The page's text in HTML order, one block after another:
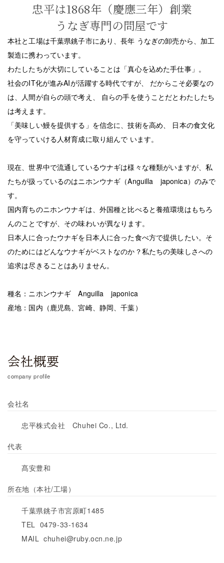
忠平は1868年（慶應三年）創業
うなぎ専門の問屋です
本社と工場は千葉県銚子市にあり、長年 うなぎの卸売から、加工
製造に携わっています。
わたしたちが大切にしていることは「真心を込めた手仕事」。
社会のIT化が進みAIが活躍する時代ですが、 だからこそ必要なの
は、人間が自らの頭で考え、 自らの手を使うことだとわたしたち
は考えます。
「美味しい鰻を提供する」を信念に、技術を高め、 日本の食文化
を守っていける人材育成に取り組んで います。
現在、世界中で流通しているウナギは様々な種類がいますが、私
たちが扱っているのはニホンウナギ（Anguilla japonica）のみで
す。
国内育ちのニホンウナギは、 外国種と比べると養殖環境はもちろ
んのことですが、その味わいが異なります。
日本人に合ったウナギを日本人に合った食べ方で提供したい。そ
のためにはどんなウナギがベストなのか？私たちの美味しさへの
追求は尽きることはありません。
種名：ニホンウナギ Anguilla japonica
産地：国内（鹿児島、宮崎、静岡、千葉）
会社概要
company profile
会社名
忠平株式会社 Chuhei Co., Ltd.
代表
髙安豊和
所在地（本社/工場）
千葉県銚子市宮原町1485
TEL 0479-33-1634
MAIL chuhei@ruby.ocn.ne.jp